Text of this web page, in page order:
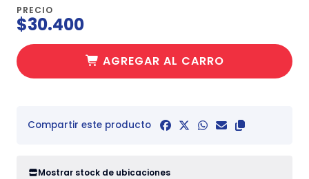
PRECIO
$30.400
AGREGAR AL CARRO
Compartir este producto
Mostrar stock de ubicaciones